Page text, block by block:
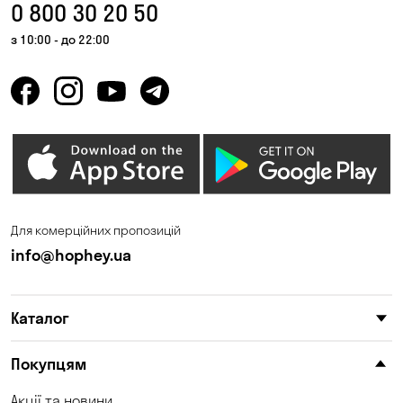
0 800 30 20 50
з 10:00 - до 22:00
Для комерційних пропозицій
info@hophey.ua
Каталог
Покупцям